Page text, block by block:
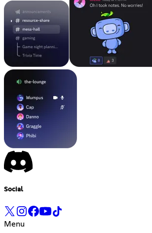
Social
Menu